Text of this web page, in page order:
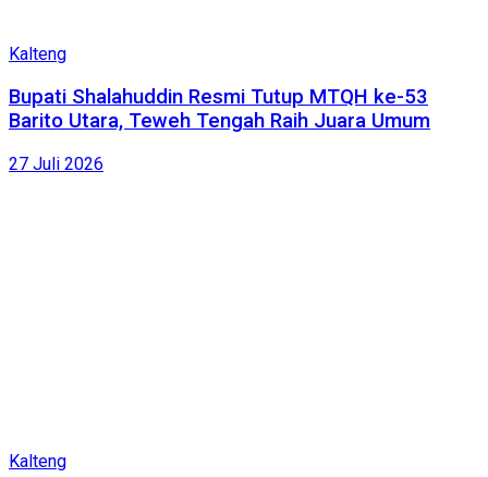
Kalteng
Bupati Shalahuddin Resmi Tutup MTQH ke-53
Barito Utara, Teweh Tengah Raih Juara Umum
27 Juli 2026
Kalteng